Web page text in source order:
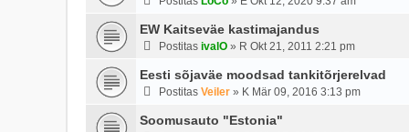
EW Kaitseväe kastimajandus
Postitas ivalO » R Okt 21, 2011 2:21 pm
Eesti sõjaväe moodsad tankitõrjerelvad
Postitas Veiler » K Mär 09, 2016 3:13 pm
Soomusauto "Estonia"